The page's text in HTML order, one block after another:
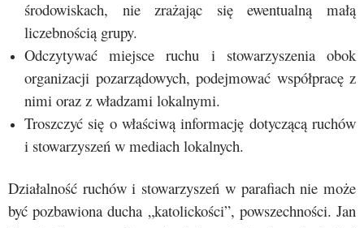
środowiskach, nie zrażając się ewentualną małą
liczebnością grupy.
Odczytywać miejsce ruchu i stowarzyszenia obok
organizacji pozarządowych, podejmować współpracę z
nimi oraz z władzami lokalnymi.
Troszczyć się o właściwą informację dotyczącą ruchów
i stowarzyszeń w mediach lokalnych.
Działalność ruchów i stowarzyszeń w parafiach nie może
być pozbawiona ducha „katolickości”, powszechności. Jan